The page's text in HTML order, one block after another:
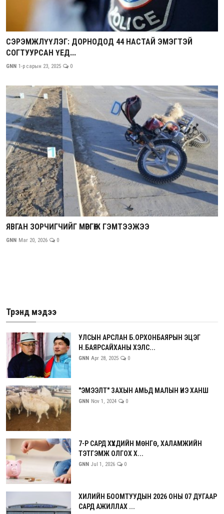
СЭРЭМЖЛҮҮЛЭГ: ДОРНОДОД 44 НАСТАЙ ЭМЭГТЭЙ
СОГТУУРСАН ҮЕД...
GNN 1-р сарын 23, 2025 0
ЯВГАН ЗОРЧИГЧИЙГ МӨРГӨЖ ГЭМТЭЭЖЭЭ
GNN Mar 20, 2026 0
Трэнд мэдээ
УЛСЫН АРСЛАН Б.ОРХОНБАЯРЫН ЭЦЭГ
Н.БАЯРСАЙХАНЫ ХЭЛС...
GNN Apr 28, 2025 0
"ЭМЭЭЛТ" ЗАХЫН АМЬД МАЛЫН ҮНЭ ХАНШ
GNN Nov 1, 2024 0
7-Р САРД ХҮҮХДИЙН МӨНГӨ, ХАЛАМЖИЙН
ТЭТГЭМЖ ОЛГОХ Х...
GNN Jul 1, 2026 0
ХИЛИЙН БООМТУУДЫН 2026 ОНЫ 07 ДУГААР
САРД АЖИЛЛАХ ...